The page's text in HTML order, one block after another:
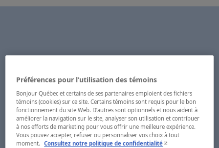
Préférences pour l’utilisation des témoins
Bonjour Québec et certains de ses partenaires emploient des fichiers
témoins (cookies) sur ce site. Certains témoins sont requis pour le bon
fonctionnement du site Web. D’autres sont optionnels et nous aident à
améliorer la navigation sur le site, analyser son utilisation et contribuer
à nos efforts de marketing pour vous offrir une meilleure expérience.
Vous pouvez accepter, refuser ou personnaliser vos choix à tout
moment. Consultez notre politique de confidentialité- Cet hyperlien